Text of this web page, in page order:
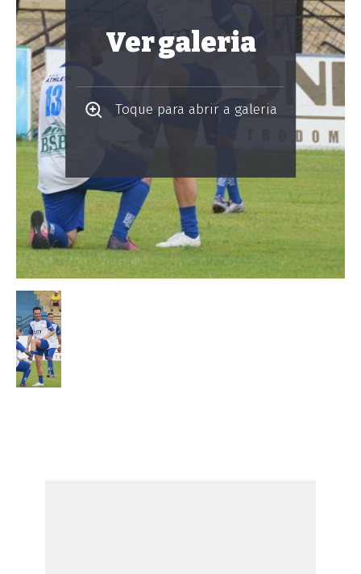
Ver galeria
Toque para abrir a galeria